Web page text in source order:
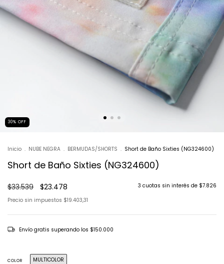
30% OFF
Inicio . NUBE NEGRA . BERMUDAS/SHORTS . Short de Baño Sixties (NG324600)
Short de Baño Sixties (NG324600)
$33.539 $23.478 3 cuotas sin interés de $7.826
Precio sin impuestos $19.403,31
Envío gratis superando los $150.000
COLOR MULTICOLOR